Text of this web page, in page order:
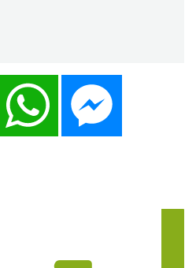
Twitter WhatsApp